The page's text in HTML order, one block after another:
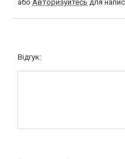
або Авторизуйтесь для
Відгук: